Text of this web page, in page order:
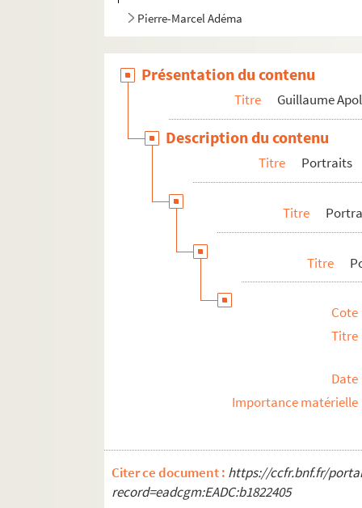
Pierre-Marcel Adéma
Présentation du contenu
Titre Guillaume
Description du contenu
Titre Portraits
Titre
Titre
Cote
Titre
Date
Importance matérielle
Citer ce document : https://ccfr.bnf.fr/
record=eadcgm:EADC:b1822405